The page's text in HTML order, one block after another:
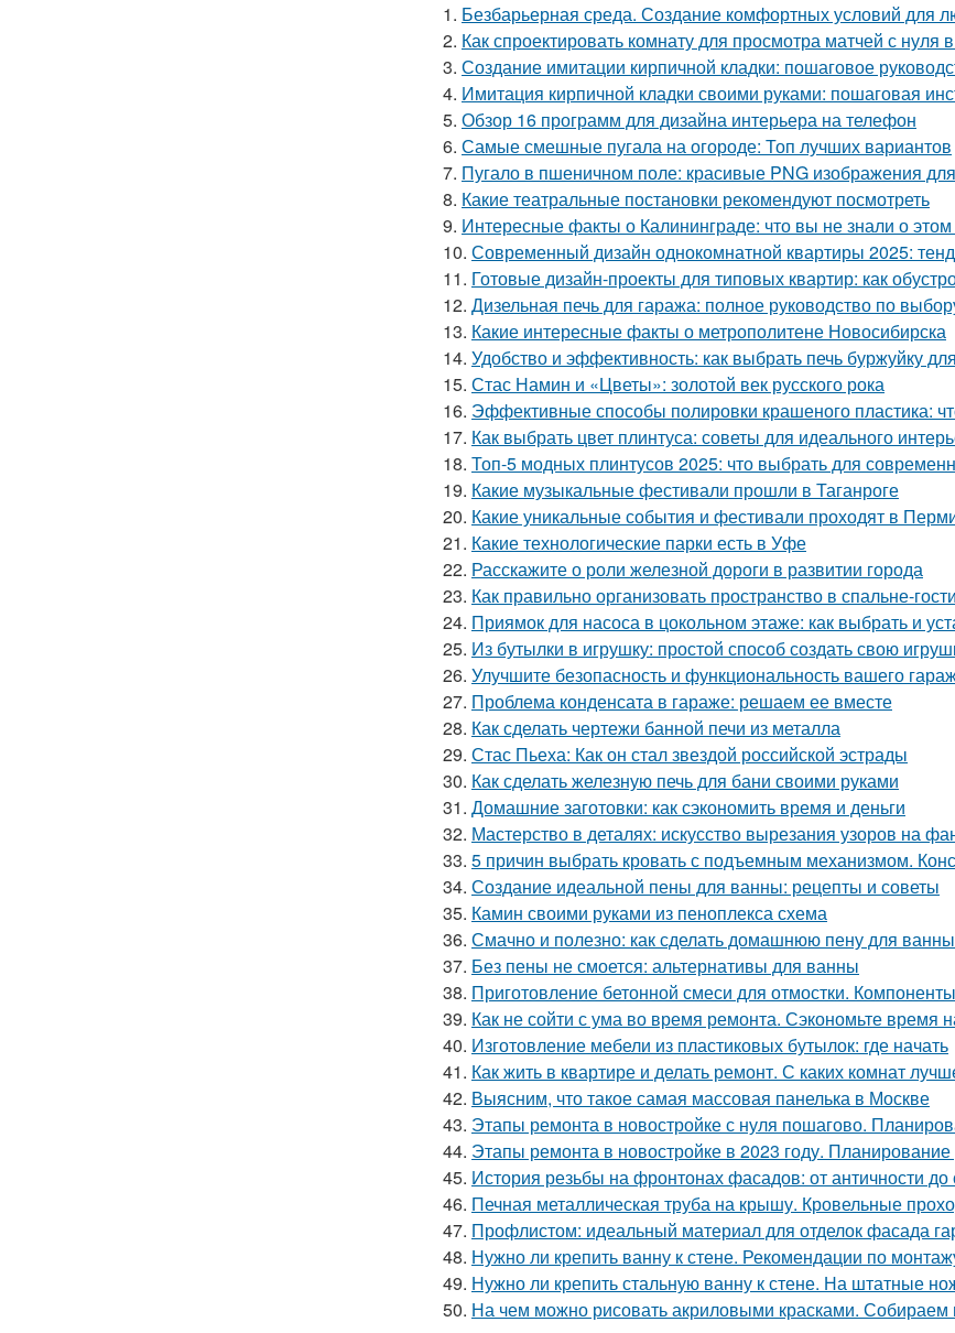
1. Безбарьерная среда. Создание комфортных условий для
2. Как спроектировать комнату для просмотра матчей с нуля
3. Создание имитации кирпичной кладки: пошаговое
4. Имитация кирпичной кладки своими руками: пошаговая
5. Обзор 16 программ для дизайна интерьера на телефон
6. Самые смешные пугала на огороде: Топ лучших вариантов
7. Пугало в пшеничном поле: красивые PNG изображения
8. Какие театральные постановки рекомендуют посмотреть
9. Интересные факты о Калининграде: что вы не знали о этом
10. Современный дизайн однокомнатной квартиры 2025:
11. Готовые дизайн-проекты для типовых квартир: как
12. Дизельная печь для гаража: полное руководство по
13. Какие интересные факты о метрополитене Новосибирска
14. Удобство и эффективность: как выбрать печь буржуйку
15. Стас Намин и «Цветы»: золотой век русского рока
16. Эффективные способы полировки крашеного пластика:
17. Как выбрать цвет плинтуса: советы для идеального
18. Топ-5 модных плинтусов 2025: что выбрать для
19. Какие музыкальные фестивали прошли в Таганроге
20. Какие уникальные события и фестивали проходят в
21. Какие технологические парки есть в Уфе
22. Расскажите о роли железной дороги в развитии города
23. Как правильно организовать пространство в спальне-
24. Приямок для насоса в цокольном этаже: как выбрать и
25. Из бутылки в игрушку: простой способ создать свою
26. Улучшите безопасность и функциональность вашего
27. Проблема конденсата в гараже: решаем ее вместе
28. Как сделать чертежи банной печи из металла
29. Стас Пьеха: Как он стал звездой российской эстрады
30. Как сделать железную печь для бани своими руками
31. Домашние заготовки: как сэкономить время и деньги
32. Мастерство в деталях: искусство вырезания узоров на
33. 5 причин выбрать кровать с подъемным механизмом.
34. Создание идеальной пены для ванны: рецепты и советы
35. Камин своими руками из пеноплекса схема
36. Смачно и полезно: как сделать домашнюю пену для
37. Без пены не смоется: альтернативы для ванны
38. Приготовление бетонной смеси для отмостки.
39. Как не сойти с ума во время ремонта. Сэкономьте время
40. Изготовление мебели из пластиковых бутылок: где начать
41. Как жить в квартире и делать ремонт. С каких комнат
42. Выясним, что такое самая массовая панелька в Москве
43. Этапы ремонта в новостройке с нуля пошагово.
44. Этапы ремонта в новостройке в 2023 году.
45. История резьбы на фронтонах фасадов: от античности до
46. Печная металлическая труба на крышу. Кровельные
47. Профлистом: идеальный материал для отделок фасада
48. Нужно ли крепить ванну к стене. Рекомендации по
49. Нужно ли крепить стальную ванну к стене. На штатные
50. На чем можно рисовать акриловыми красками.